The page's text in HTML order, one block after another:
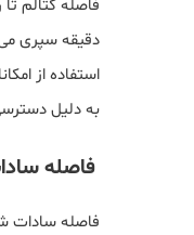
دقیقه سپری
استفاده از
به‌ دلیل
فاصله